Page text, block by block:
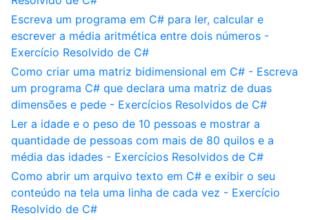
Escreva um programa em C# para ler, calcular e
escrever a média aritmética entre dois números -
Exercício Resolvido de C#
Como criar uma matriz bidimensional em C# - Escreva
um programa C# que declara uma matriz de duas
dimensões e pede - Exercícios Resolvidos de C#
Ler a idade e o peso de 10 pessoas e mostrar a
quantidade de pessoas com mais de 80 quilos e a
média das idades - Exercícios Resolvidos de C#
Como abrir um arquivo texto em C# e exibir o seu
conteúdo na tela uma linha de cada vez - Exercício
Resolvido de C#